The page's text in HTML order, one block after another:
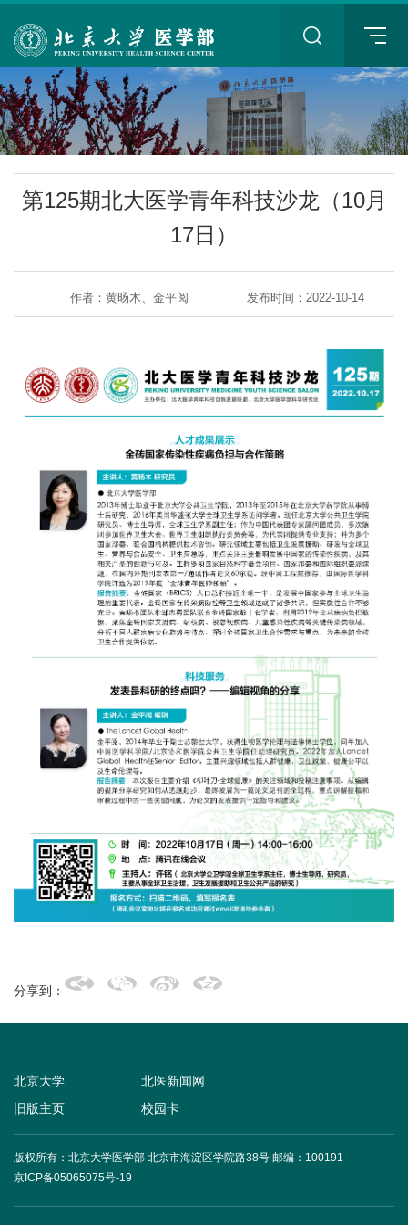
+
+
+
第125期北大医学青年科技沙龙（10月
17日）
作者：黄旸木、金平阅 发布时间：2022-10-14
分享到：
北京大学
北医新闻网
旧版主页
校园卡
版权所有：北京大学医学部 北京市海淀区学院路38号 邮编：100191
京ICP备05065075号-19